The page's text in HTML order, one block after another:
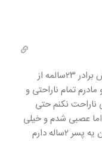
سلام من یه خانم ۳۰ساله هستم ۳ماه پیش برادر ۲۳سالمه از
تمام ناراحتی و
ناراحت نکنم حتی
اما عصبی شدم و خیلی
دارم